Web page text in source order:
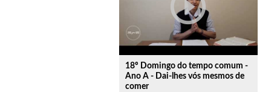
18º Domingo do tempo comum -
Ano A - Dai-lhes vós mesmos de
comer